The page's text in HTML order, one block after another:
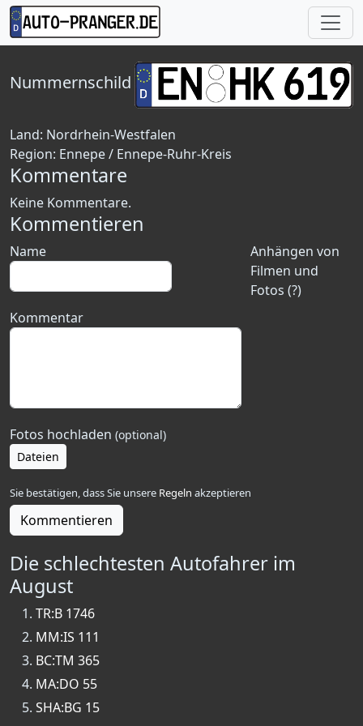
Nummernschild
Land: Nordrhein-Westfalen
Region: Ennepe / Ennepe-Ruhr-Kreis
Kommentare
Keine Kommentare.
Kommentieren
Anhängen von
Filmen und
Fotos (?)
Name
Kommentar
Fotos hochladen (optional)
Dateien
Sie bestätigen, dass Sie unsere Regeln akzeptieren
Kommentieren
Die schlechtesten Autofahrer im
August
TR:B 1746
MM:IS 111
BC:TM 365
MA:DO 55
SHA:BG 15